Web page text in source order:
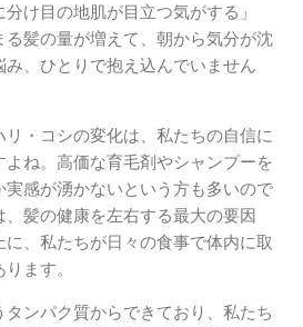
分け目の地肌が目立つ気がする」
る髪の量が増えて、朝から気分が沈
み、ひとりで抱え込んでいません
・コシの変化は、私たちの自信に
ね。高価な育毛剤やシャンプーを
感が湧かないという方も多いので
髪の健康を左右する最大の要因
、私たちが日々の食事で体内に取
ます。
ンパク質からできており、私たち